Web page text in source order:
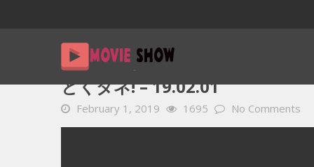
Home
とくダネ! – 19.02.01
February 1, 2019 1695 No Comments